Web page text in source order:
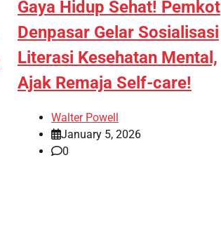
Gaya Hidup Sehat! Pemkot
Denpasar Gelar Sosialisasi
Literasi Kesehatan Mental,
Ajak Remaja Self-care!
Walter Powell
January 5, 2026
0